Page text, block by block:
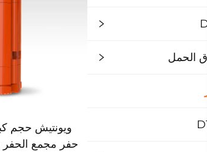
الحمل
ويونتيش حجم
حفر مجمع